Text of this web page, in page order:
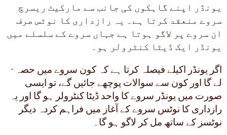
یونڈر اپنے گاہکوں کی جانب سے مارکیٹ ریسرچ
سروے منعقد کرتا ہے۔ یہ رازداری کا نوٹس صرف
ان سروے پر لاگو ہوتا ہے جہاں سروے کے سلسلے میں
یونڈر ایک ڈیٹا کنٹرولر ہو۔
· اگر یونڈر اکیلے فیصلہ کرتا ہے کہ کون سروے میں حصہ
لے گا اور کون سے سوالات پوچھے جائیں گے، تو ایسی
صورت میں یونڈر سروے کا واحد ڈیٹا کنٹرولر ہو گا اور یہ
رازداری کا نوٹس سروے کے آغاز میں فراہم کردہ دیگر
نوٹسز کے ساتھ مل کر لاگو ہو گا۔